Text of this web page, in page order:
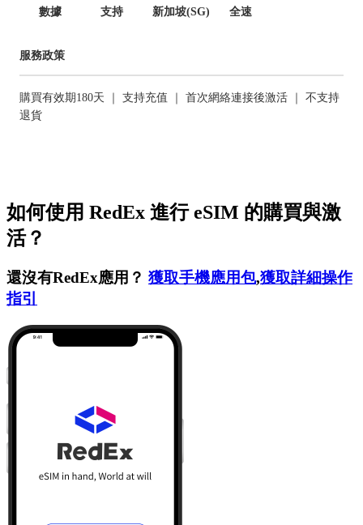
數據
支持
新加坡(SG)
全速
服務政策
購買有效期180天 ｜ 支持充值 ｜ 首次網絡連接後激活 ｜ 不支持
退貨
如何使用 RedEx 進行 eSIM 的購買與激
活？
還沒有RedEx應用？ 獲取手機應用包,獲取詳細操作
指引